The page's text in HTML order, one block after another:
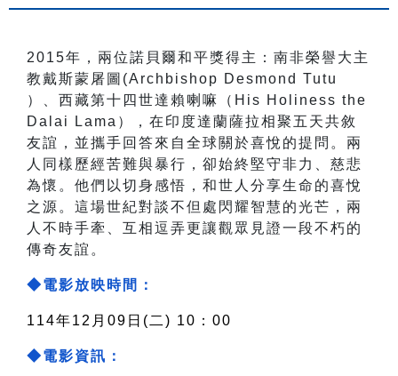
2015年，兩位諾貝爾和平獎得主：南非榮譽大主
教戴斯蒙屠圖(Archbishop Desmond Tutu
）、西藏第十四世達賴喇嘛（His Holiness the
Dalai Lama），在印度達蘭薩拉相聚五天共敘
友誼，並攜手回答來自全球關於喜悅的提問。兩
人同樣歷經苦難與暴行，卻始終堅守非力、慈悲
為懷。他們以切身感悟，和世人分享生命的喜悅
之源。這場世紀對談不但處閃耀智慧的光芒，兩
人不時手牽、互相逗弄更讓觀眾見證一段不朽的
傳奇友誼。
◆電影放映時間：
114年12月09日(二) 10：00
◆電影資訊：